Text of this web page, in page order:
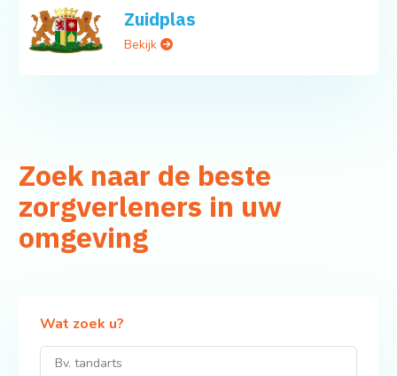
Zuidplas
Bekijk
Zoek naar de beste
zorgverleners in uw
omgeving
Wat zoek u?